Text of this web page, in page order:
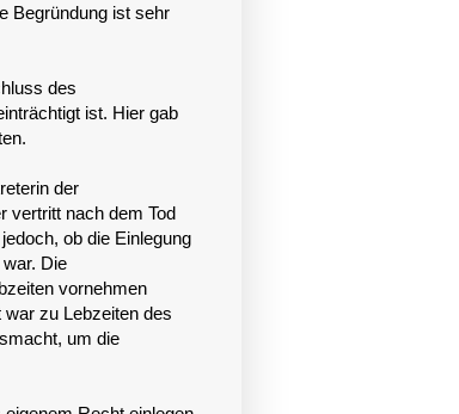
Begründung ist sehr
des
ist. Hier gab
der
vertritt nach dem Tod
ob die Einlegung
Die
vornehmen
zu Lebzeiten des
um die